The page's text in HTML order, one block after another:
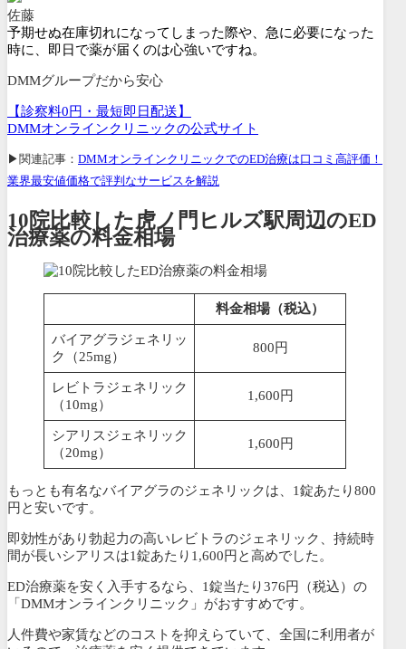
佐藤
予期せぬ在庫切れになってしまった際や、急に必要になった
時に、即日で薬が届くのは心強いですね。
DMMグループだから安心
【診察料0円・最短即日配送】
DMMオンラインクリニックの公式サイト
▶関連記事： DMMオンラインクリニックでのED治療は口コミ高評価！
業界最安値価格で評判なサービスを解説
10院比較した虎ノ門ヒルズ駅周辺のED
治療薬の料金相場
料金相場（税込）
バイアグラジェネリッ
ク（25mg）
800円
レビトラジェネリック
（10mg）
1,600円
シアリスジェネリック
（20mg）
1,600円
もっとも有名なバイアグラのジェネリックは、1錠あたり800
円と安いです。
即効性があり勃起力の高いレビトラのジェネリック、持続時
間が長いシアリスは1錠あたり1,600円と高めでした。
ED治療薬を安く入手するなら、 1錠当たり376円 （税込） の
「DMMオンラインクリニック」がおすすめです。
人件費や家賃などのコストを抑えらていて、全国に利用者が